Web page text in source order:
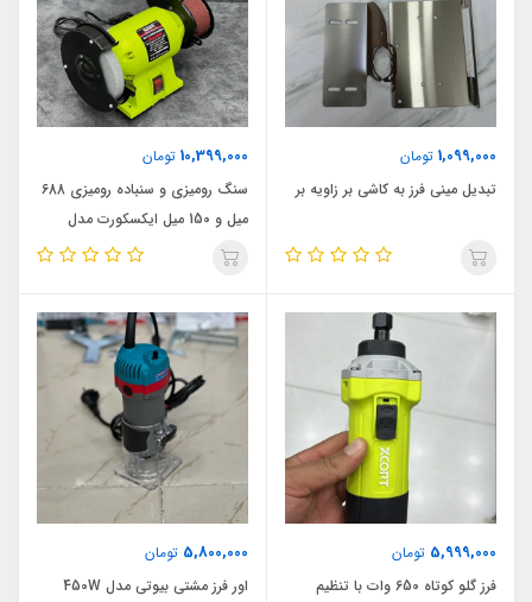
1,099,000 تومان
تبدیل مینی فرز به کاشی بر زاویه بر
10,399,000 تومان
سنگ رومیزی و سنباده رومیزی 688
میل و 150 میل ایکسکورت مدل
688_150M اصلی
5,999,000 تومان
فرز گلو کوتاه 650 وات با تنظیم
5,800,000 تومان
اور فرز مشتی بیوتی مدل 450W